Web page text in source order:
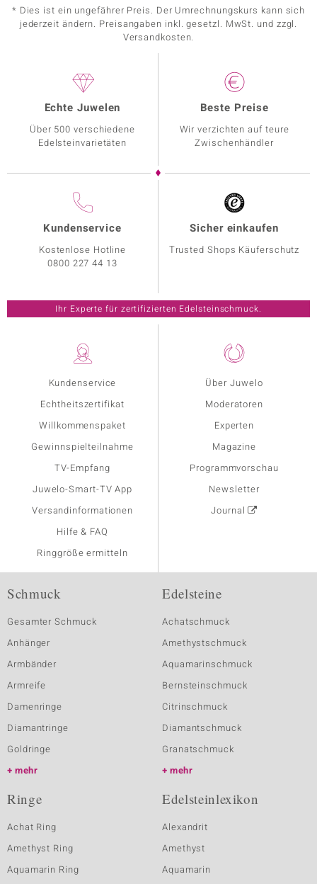
* Dies ist ein ungefährer Preis. Der Umrechnungskurs kann sich
jederzeit ändern. Preisangaben inkl. gesetzl. MwSt. und zzgl.
Versandkosten.
Kundenservice
Echtheitszertifikat
Willkommenspaket
Gewinnspielteilnahme
TV-Empfang
Juwelo-Smart-TV App
Versandinformationen
Hilfe & FAQ
Ringgröße ermitteln
Über Juwelo
Moderatoren
Experten
Magazine
Programmvorschau
Newsletter
Journal
Echte Juwelen
Über 500 verschiedene
Edelsteinvarietäten
Beste Preise
Wir verzichten auf teure
Zwischenhändler
Kundenservice
Kostenlose Hotline
0800 227 44 13
Sicher einkaufen
Trusted Shops Käuferschutz
Ihr Experte für zertifizierten Edelsteinschmuck.
Schmuck
Gesamter Schmuck
Anhänger
Armbänder
Armreife
Damenringe
Diamantringe
Goldringe
mehr
Edelsteine
Achatschmuck
Amethystschmuck
Aquamarinschmuck
Bernsteinschmuck
Citrinschmuck
Diamantschmuck
Granatschmuck
mehr
Ringe
Achat Ring
Amethyst Ring
Aquamarin Ring
Edelsteinlexikon
Alexandrit
Amethyst
Aquamarin